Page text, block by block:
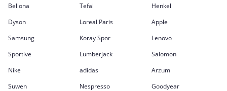
Bellona
Tefal
Henkel
Dyson
Loreal Paris
Apple
Samsung
Koray Spor
Lenovo
Sportive
Lumberjack
Salomon
Nike
adidas
Arzum
Suwen
Nespresso Goodyear